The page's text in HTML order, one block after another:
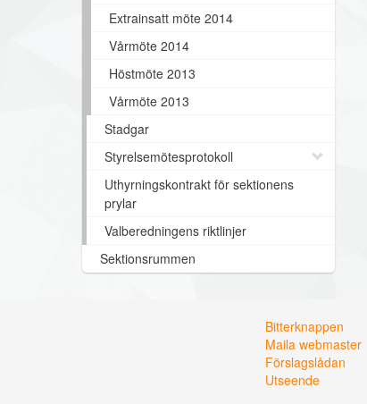
Extrainsatt möte 2014
Vårmöte 2014
Höstmöte 2013
Vårmöte 2013
Stadgar
Styrelsemötesprotokoll
Uthyrningskontrakt för sektionens
prylar
Valberedningens riktlinjer
Sektionsrummen
Bitterknappen
Maila webmaster
Förslagslådan
Utseende